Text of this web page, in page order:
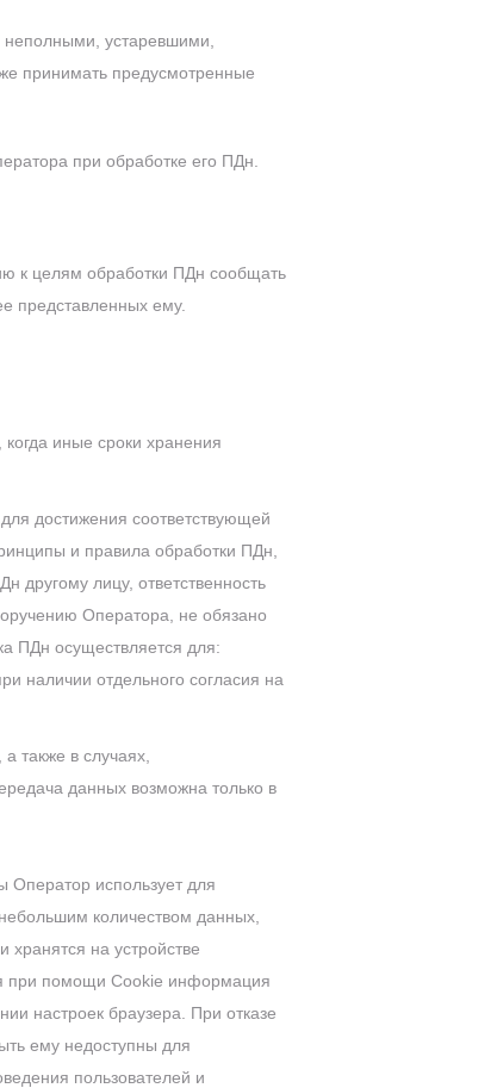
неполными, устаревшими,
принимать предусмотренные
при обработке его ПДн.
к целям обработки ПДн сообщать
представленных ему.
иные сроки хранения
достижения соответствующей
и правила обработки ПДн,
другому лицу, ответственность
Оператора, не обязано
ПДн осуществляется для:
наличии отдельного согласия на
также в случаях,
данных возможна только в
использует для
количеством данных,
на устройстве
при помощи Сookie информация
настроек браузера. При отказе
ему недоступны для
пользователей и